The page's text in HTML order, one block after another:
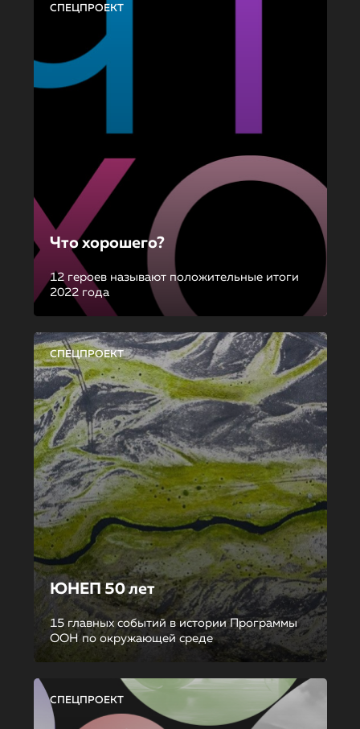
СПЕЦПРОЕКТ
Что хорошего?
12 героев называют положительные итоги
2022 года
СПЕЦПРОЕКТ
ЮНЕП 50 лет
15 главных событий в истории Программы
ООН по окружающей среде
СПЕЦПРОЕКТ